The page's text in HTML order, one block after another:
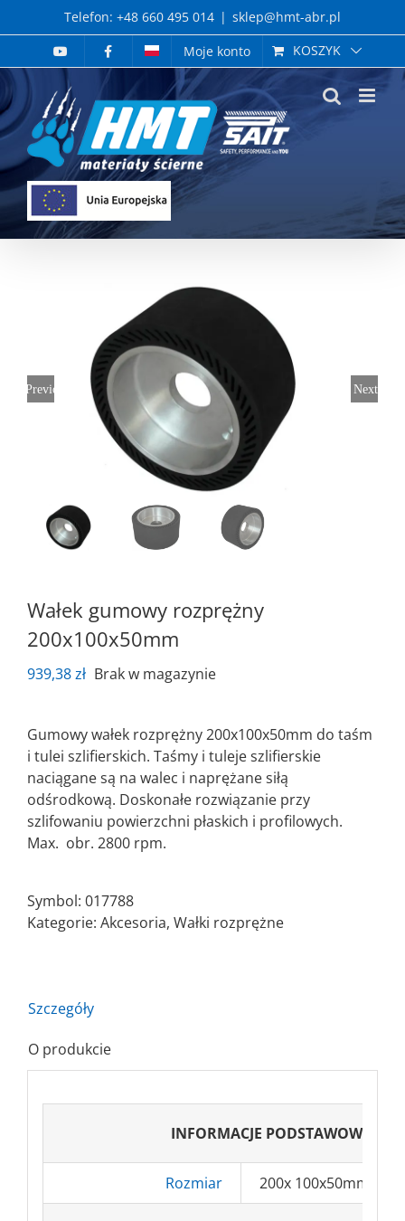
to
Telefon: +48 660 495 014 | sklep@hmt-abr.pl
Moje konto
KOSZYK
Previous Next
Wałek gumowy rozprężny
200x100x50mm
939,38zł Brak w magazynie
Gumowy wałek rozprężny 200x100x50mm do taśm
i tulei szlifierskich. Taśmy i tuleje szlifierskie
naciągane są na walec i naprężane siłą
odśrodkową. Doskonałe rozwiązanie przy
szlifowaniu powierzchni płaskich i profilowych.
Max. obr. 2800 rpm.
Symbol: 017788
Kategorie: Akcesoria, Wałki rozprężne
Szczegóły
O produkcie
INFORMACJE PODSTAWOWE
Rozmiar 200x 100x50mm